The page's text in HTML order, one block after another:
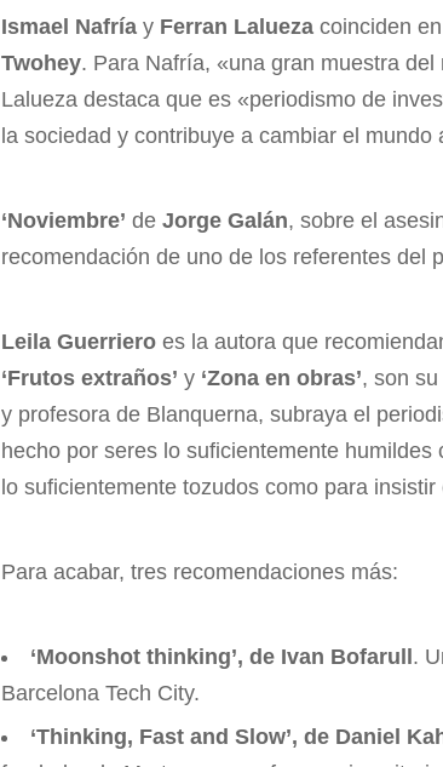
Ismael Nafríay Ferran Laluezacoinciden
Twohey. Para Nafría, «una gran muestra
Lalueza destaca que es «periodismo de
la sociedad y contribuye a cambiar el mundo
‘Noviembre’ deJorge Galán, sobre el
recomendación de uno de los referentes
Leila Guerrieroes la autora que
‘Frutos extraños’ y ‘Zona en obras’, son
y profesora de Blanquerna, subraya el
hecho por seres lo suficientemente
lo suficientemente tozudos como para
Para acabar, tres recomendaciones más:
‘Moonshot thinking’, de Ivan Bofarull .
Barcelona Tech City.
‘Thinking, Fast and Slow’, de Daniel